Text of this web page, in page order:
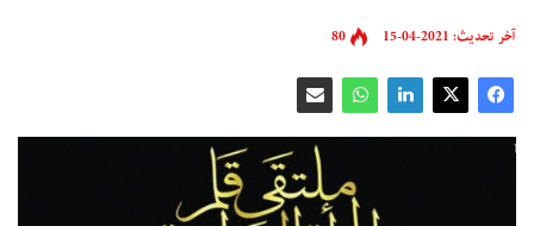
آخر تحديث: 2021-04-15 80